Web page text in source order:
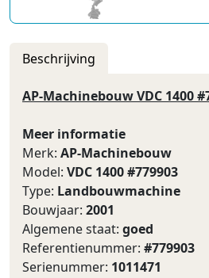
Beschrijving
AP-Machinebouw VDC 1400
Meer informatie
Merk: AP-Machinebouw
Model: VDC 1400 #779903
Type: Landbouwmachine
Bouwjaar: 2001
Algemene staat: goed
Referentienummer: #779903
Serienummer: 1011471